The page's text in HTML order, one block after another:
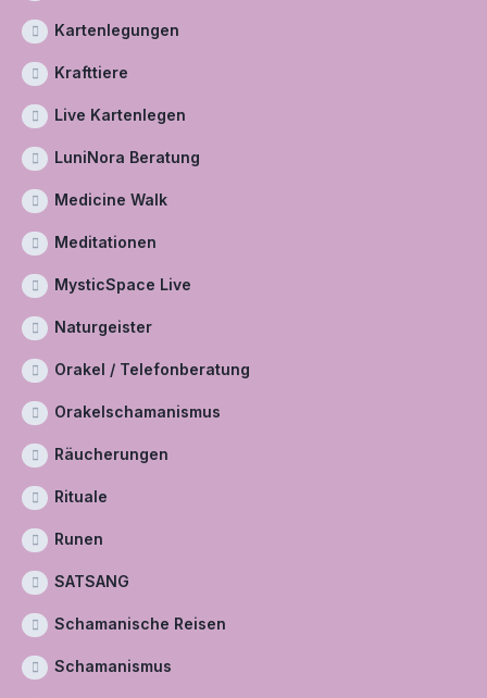
Kartenlegungen
Krafttiere
Live Kartenlegen
LuniNora Beratung
Medicine Walk
Meditationen
MysticSpace Live
Naturgeister
Orakel / Telefonberatung
Orakelschamanismus
Räucherungen
Rituale
Runen
SATSANG
Schamanische Reisen
Schamanismus